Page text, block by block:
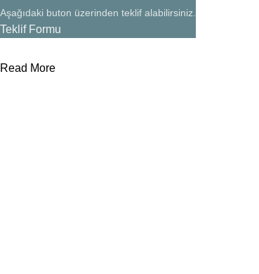
Aşağıdaki buton üzerinden teklif alabilirsiniz.
Teklif Formu
Read More